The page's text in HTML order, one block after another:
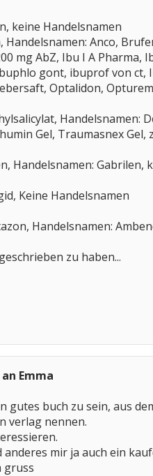
keine Handelsnamen
Anco,
mg AbZ, Ibu I A
gont, ibuprof von
Optalidon,
Handelsnamen:
Gel, Traumasnex Gel,
Handelsnamen: Gabrilen,
Keine Handelsnamen
Handelsnamen:
zu haben...
Emma
gutes buch zu sein, aus
verlag nennen.
anderes mir ja auch ein
gruss